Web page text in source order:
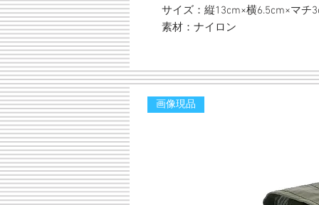
サイズ：縦13cm×横6.5cm×マチ
素材：ナイロン
画像現品